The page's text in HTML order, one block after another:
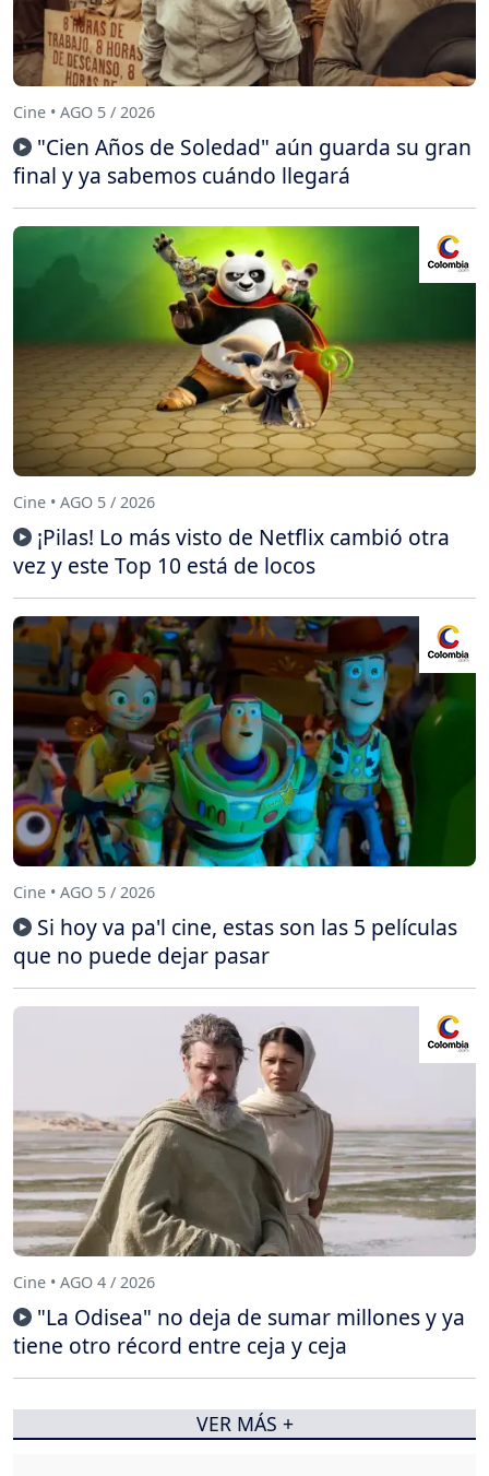
Cine • AGO 5 / 2026
"Cien Años de Soledad" aún guarda su gran
final y ya sabemos cuándo llegará
Cine • AGO 5 / 2026
¡Pilas! Lo más visto de Netflix cambió otra
vez y este Top 10 está de locos
Cine • AGO 5 / 2026
Si hoy va pa'l cine, estas son las 5 películas
que no puede dejar pasar
Cine • AGO 4 / 2026
"La Odisea" no deja de sumar millones y ya
tiene otro récord entre ceja y ceja
VER MÁS +